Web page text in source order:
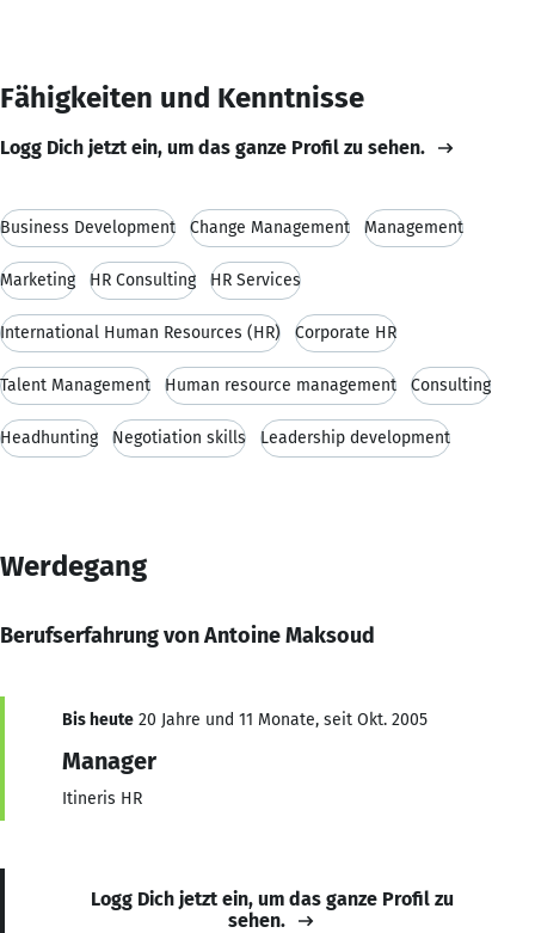
Fähigkeiten und Kenntnisse
Logg Dich jetzt ein, um das ganze Profil zu sehen.
Business Development Change Management Management
Marketing HR Consulting HR Services
International Human Resources (HR) Corporate HR
Talent Management Human resource management Consulting
Headhunting Negotiation skills Leadership development
Werdegang
Berufserfahrung von Antoine Maksoud
Bis heute 20 Jahre und 11 Monate, seit Okt. 2005
Manager
Itineris HR
Logg Dich jetzt ein, um das ganze Profil zu
sehen.